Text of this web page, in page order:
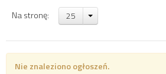
Na stronę: 25
Nie znaleziono ogłoszeń.